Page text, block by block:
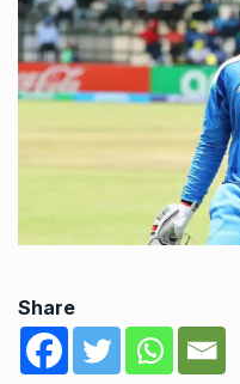
Share